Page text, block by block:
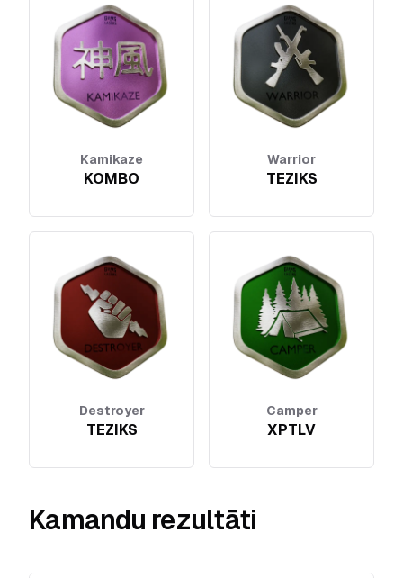
Kamikaze
KOMBO
Warrior
TEZIKS
Destroyer
TEZIKS
Camper
XPTLV
Kamandu rezultāti